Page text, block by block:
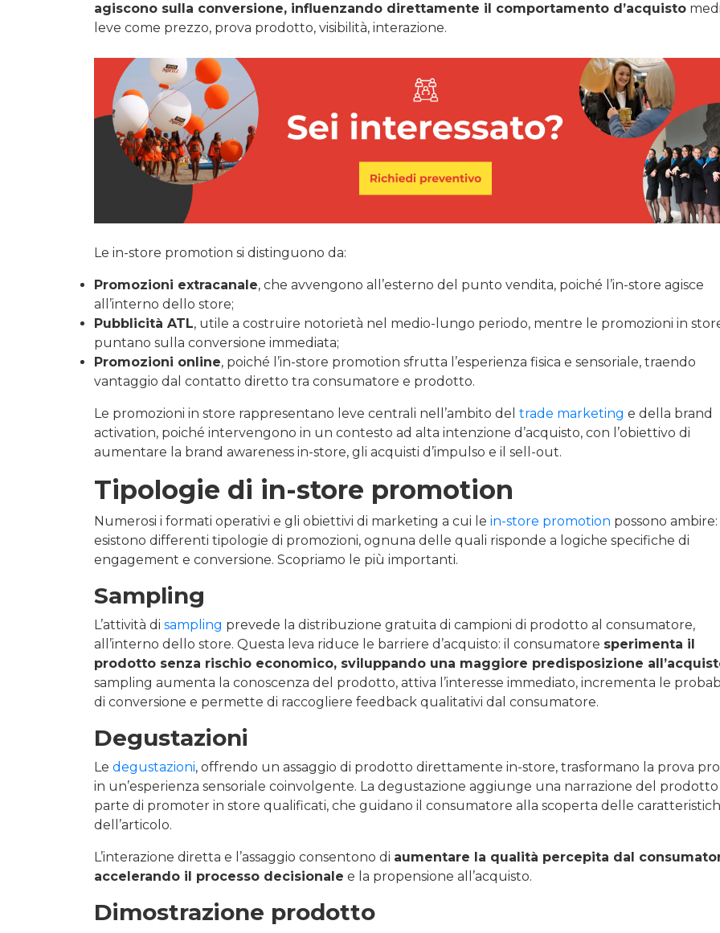
agiscono sulla conversione, influenzando direttamente il comportamento d’acquisto
leve come prezzo, prova prodotto, visibilità, interazione.
Le in-store promotion si distinguono da:
Promozioni extracanale, che avvengono all’esterno del punto vendita, poiché l’in-store agisce
all’interno dello store;
Pubblicità ATL, utile a costruire notorietà nel medio-lungo periodo, mentre le promozioni in
puntano sulla conversione immediata;
Promozioni online, poiché l’in-store promotion sfrutta l’esperienza fisica e sensoriale, traendo
vantaggio dal contatto diretto tra consumatore e prodotto.
Le promozioni in store rappresentano leve centrali nell’ambito del trade marketing e della brand
activation, poiché intervengono in un contesto ad alta intenzione d’acquisto, con l’obiettivo di
aumentare la brand awareness in-store, gli acquisti d’impulso e il sell-out.
Tipologie di in-store promotion
Numerosi i formati operativi e gli obiettivi di marketing a cui le in-store promotion possono ambire:
esistono differenti tipologie di promozioni, ognuna delle quali risponde a logiche specifiche di
engagement e conversione. Scopriamo le più importanti.
Sampling
L’attività di sampling prevede la distribuzione gratuita di campioni di prodotto al consumatore,
all’interno dello store. Questa leva riduce le barriere d’acquisto: il consumatore sperimenta il
prodotto senza rischio economico, sviluppando una maggiore predisposizione
sampling aumenta la conoscenza del prodotto, attiva l’interesse immediato, incrementa le
di conversione e permette di raccogliere feedback qualitativi dal consumatore.
Degustazioni
Le degustazioni, offrendo un assaggio di prodotto direttamente in-store, trasformano la prova
in un’esperienza sensoriale coinvolgente. La degustazione aggiunge una narrazione del
parte di promoter in store qualificati, che guidano il consumatore alla scoperta delle
dell’articolo.
L’interazione diretta e l’assaggio consentono di aumentare la qualità percepita dal
accelerando il processo decisionale e la propensione all’acquisto.
Dimostrazione prodotto